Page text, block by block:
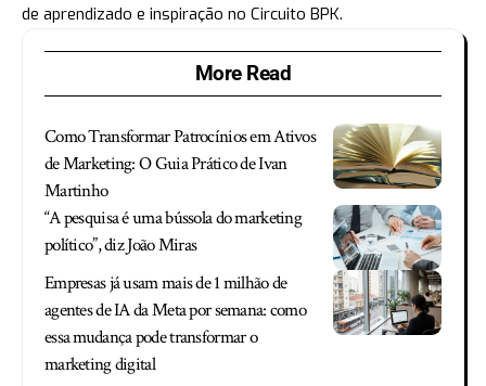
de aprendizado e inspiração no Circuito BPK.
More Read
Como Transformar Patrocínios em Ativos
de Marketing: O Guia Prático de Ivan
Martinho
“A pesquisa é uma bússola do marketing
político”, diz João Miras
Empresas já usam mais de 1 milhão de
agentes de IA da Meta por semana: como
essa mudança pode transformar o
marketing digital